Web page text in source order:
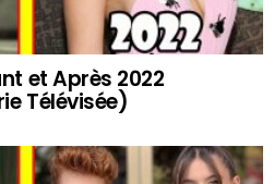
et Après 2022
Télévisée)